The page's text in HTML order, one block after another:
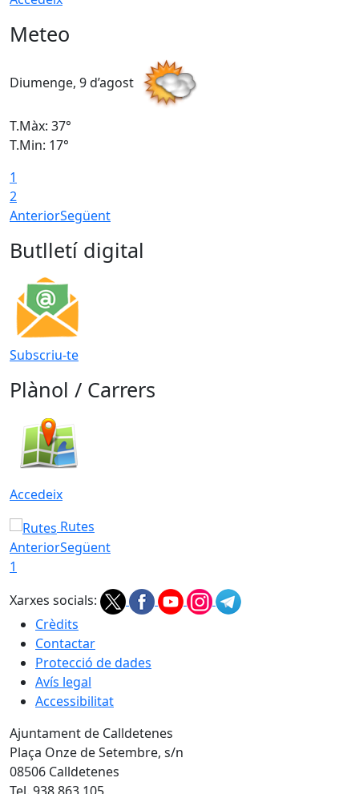
Meteo
Diumenge, 9 d’agost
T.Màx: 37°
T.Min: 17°
1
2
AnteriorSegüent
Butlletí digital
Subscriu-te
Plànol / Carrers
Accedeix
Rutes
AnteriorSegüent
1
Xarxes socials:
Crèdits
Contactar
Protecció de dades
Avís legal
Accessibilitat
Ajuntament de Calldetenes
Plaça Onze de Setembre, s/n
08506 Calldetenes